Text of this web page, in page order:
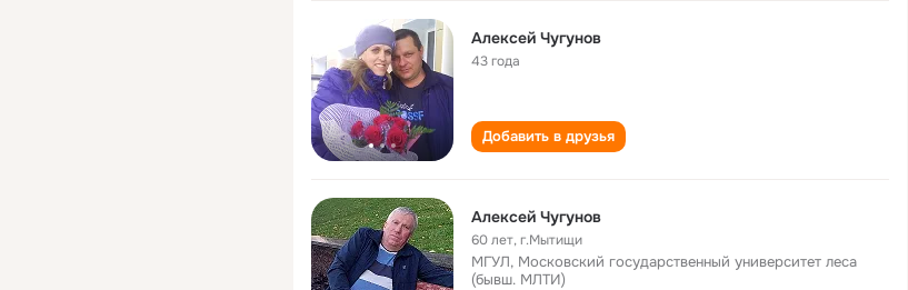
Алексей Чугунов
43 года
Добавить в друзья
Алексей Чугунов
60 лет,г.Мытищи
МГУЛ, Московский государственный университет леса
(бывш. МЛТИ)